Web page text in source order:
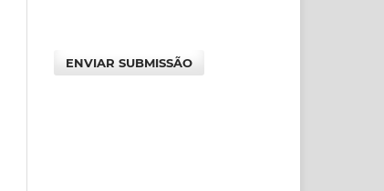
ENVIAR SUBMISSÃO